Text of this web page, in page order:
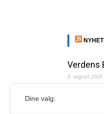
Verdens
8. august 2026
Vilma
Dine valg: